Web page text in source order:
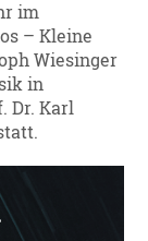
im
– Kleine
Wiesinger
in
Dr. Karl